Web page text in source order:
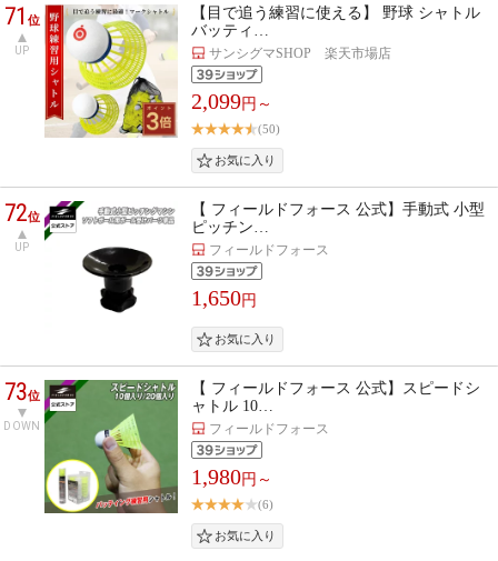
71位
UP
【目で追う練習に使える】 野球 シャトル
バッティ…
サンシグマSHOP 楽天市場店
2,099円～
(50)
72位
UP
【 フィールドフォース 公式】手動式 小型
ピッチン…
フィールドフォース
1,650円
73位
DOWN
【 フィールドフォース 公式】スピードシ
ャトル 10…
フィールドフォース
1,980円～
(6)